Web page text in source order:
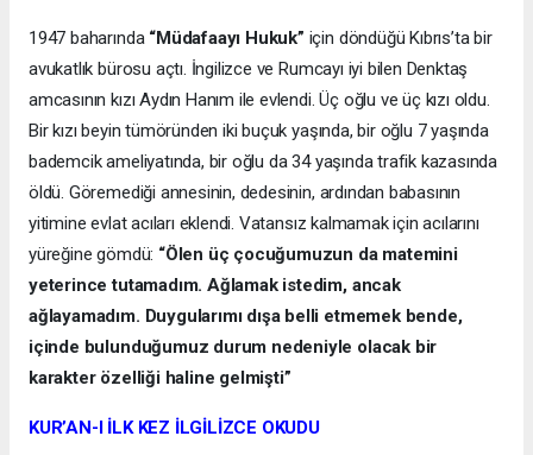
1947 baharında “Müdafaayı Hukuk” için döndüğü Kıbrıs’ta bir
avukatlık bürosu açtı. İngilizce ve Rumcayı iyi bilen Denktaş
amcasının kızı Aydın Hanım ile evlendi. Üç oğlu ve üç kızı oldu.
Bir kızı beyin tümöründen iki buçuk yaşında, bir oğlu 7 yaşında
bademcik ameliyatında, bir oğlu da 34 yaşında trafik kazasında
öldü. Göremediği annesinin, dedesinin, ardından babasının
yitimine evlat acıları eklendi. Vatansız kalmamak için acılarını
yüreğine gömdü: “Ölen üç çocuğumuzun da matemini
yeterince tutamadım. Ağlamak istedim, ancak
ağlayamadım. Duygularımı dışa belli etmemek bende,
içinde bulunduğumuz durum nedeniyle olacak bir
karakter özelliği haline gelmişti”
KUR’AN-I İLK KEZ İLGİLİZCE OKUDU